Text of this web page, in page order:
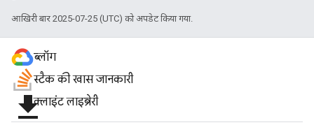
आखिरी बार 2025-07-25 (UTC) को अपडेट किया गया.
ब्लॉग
स्टैक की खास जानकारी
file_downloadक्लाइंट लाइब्रेरी